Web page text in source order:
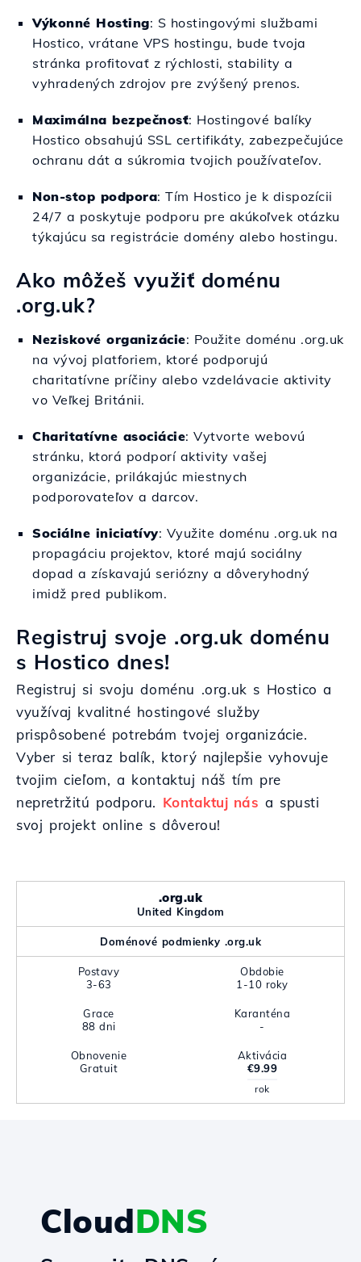
Výkonné Hosting: S hostingovými službami
Hostico, vrátane VPS hostingu, bude tvoja
stránka profitovať z rýchlosti, stability a
vyhradených zdrojov pre zvýšený prenos.
Maximálna bezpečnosť: Hostingové balíky
Hostico obsahujú SSL certifikáty, zabezpečujúce
ochranu dát a súkromia tvojich používateľov.
Non-stop podpora: Tím Hostico je k dispozícii
24/7 a poskytuje podporu pre akúkoľvek otázku
týkajúcu sa registrácie domény alebo hostingu.
Ako môžeš využiť doménu
.org.uk?
Neziskové organizácie: Použite doménu .org.uk
na vývoj platforiem, ktoré podporujú
charitatívne príčiny alebo vzdelávacie aktivity
vo Veľkej Británii.
Charitatívne asociácie: Vytvorte webovú
stránku, ktorá podporí aktivity vašej
organizácie, prilákajúc miestnych
podporovateľov a darcov.
Sociálne iniciatívy: Využite doménu .org.uk na
propagáciu projektov, ktoré majú sociálny
dopad a získavajú seriózny a dôveryhodný
imidž pred publikom.
Registruj svoje .org.uk doménu
s Hostico dnes!
Registruj si svoju doménu .org.uk s Hostico a
využívaj kvalitné hostingové služby
prispôsobené potrebám tvojej organizácie.
Vyber si teraz balík, ktorý najlepšie vyhovuje
tvojim cieľom, a kontaktuj náš tím pre
nepretržitú podporu. Kontaktuj nás a spusti
svoj projekt online s dôverou!
.org.uk
United Kingdom
Doménové podmienky .org.uk
Postavy
3-63
Obdobie
1-10 roky
Grace
88 dni
Karanténa
-
Obnovenie
Gratuit
Aktivácia
€9.99
rok
CloudDNS